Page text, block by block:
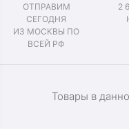
ОТПРАВИМ
СЕГОДНЯ
ИЗ МОСКВЫ ПО
ВСЕЙ РФ
2
Товары в